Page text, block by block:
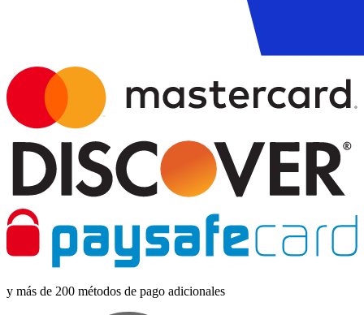
y más de 200 métodos de pago adicionales